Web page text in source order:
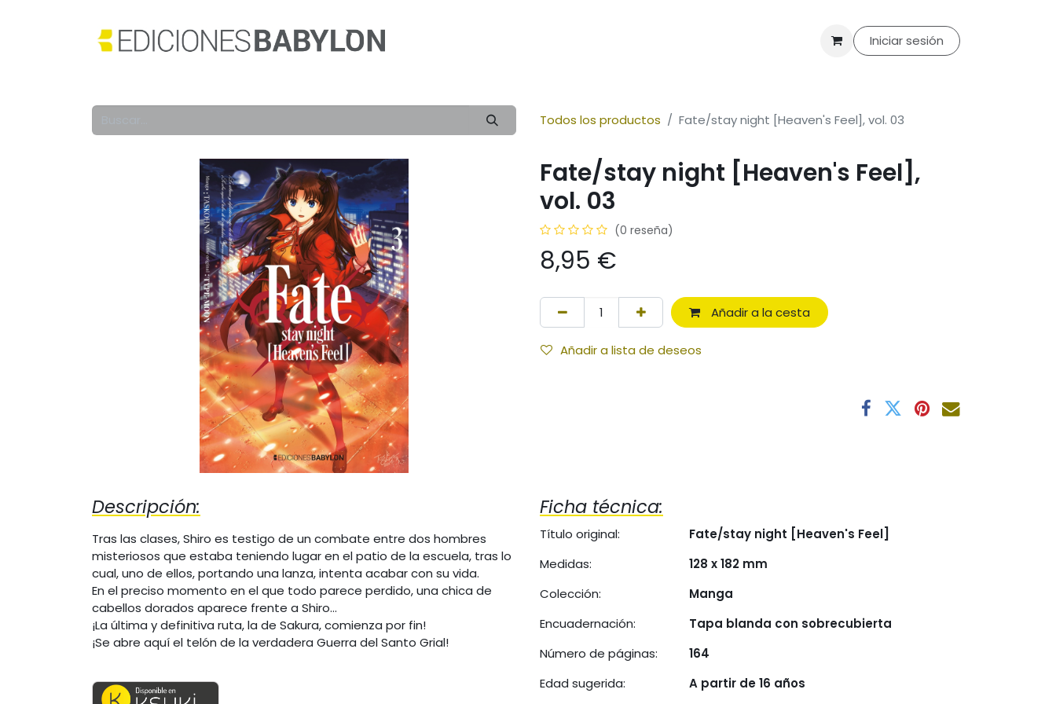
Packs Ofertas Club de lectura
Iniciar sesión
Todos los productos Fate/stay night [Heaven's Feel], vol. 03
Fate/stay night [Heaven's Feel],
vol. 03
(0 reseña)
8,95 €
Añadir a la cesta
Añadir a lista de deseos
Descripción:
Tras las clases, Shiro es testigo de un combate entre dos hombres
misteriosos que estaba teniendo lugar en el patio de la escuela, tras lo
cual, uno de ellos, portando una lanza, intenta acabar con su vida.
En el preciso momento en el que todo parece perdido, una chica de
cabellos dorados aparece frente a Shiro...
¡La última y definitiva ruta, la de Sakura, comienza por fin!
¡Se abre aquí el telón de la verdadera Guerra del Santo Grial!
Ficha técnica:
Título original:
Fate/stay night [Heaven's Feel]
Medidas:
128 x 182 mm
Colección:
Manga
Encuadernación:
Tapa blanda con sobrecubierta
Número de páginas:
164
Edad sugerida:
A partir de 16 años